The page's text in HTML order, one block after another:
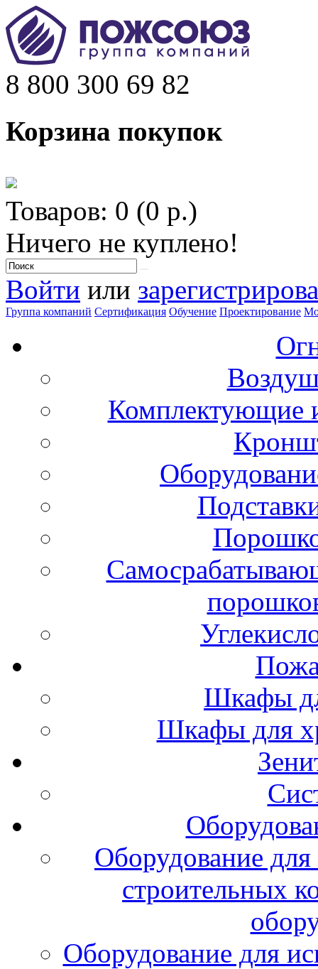
8 800 300 69 82
Корзина покупок
Товаров: 0 (0 р.)
Ничего не куплено!
Войти или
Группа компаний Сертификация Обучение Проектирование
Комплектующие
Шкафы
Шкафы для
Оборудование
строительных
Оборудование для